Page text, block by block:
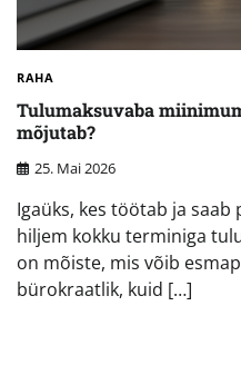
RAHA
Tulumaksuvaba
mõjutab?
25. Mai 2026
Igaüks, kes töötab ja
hiljem kokku terminiga
on mõiste, mis võib
bürokraatlik, kuid […]